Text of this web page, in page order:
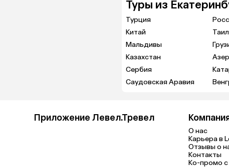
Туры из
Турция
Китай
Мальдивы
Казахстан
Сербия
Саудовская Аравия
Приложение Левел.Тревел
О нас
Карьера в
Отзывы о
Контакты
Ко-промо с